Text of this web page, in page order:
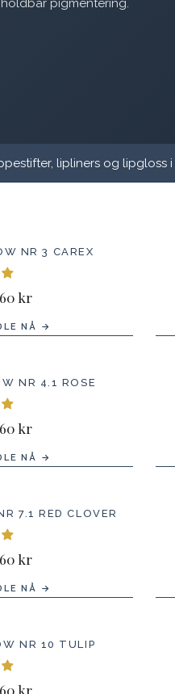
lipliners og lipgloss i
NR 3 CAREX
kr
NÅ →
NR 4.1 ROSE
kr
NÅ →
7.1 RED CLOVER
kr
NÅ →
NR 10 TULIP
kr